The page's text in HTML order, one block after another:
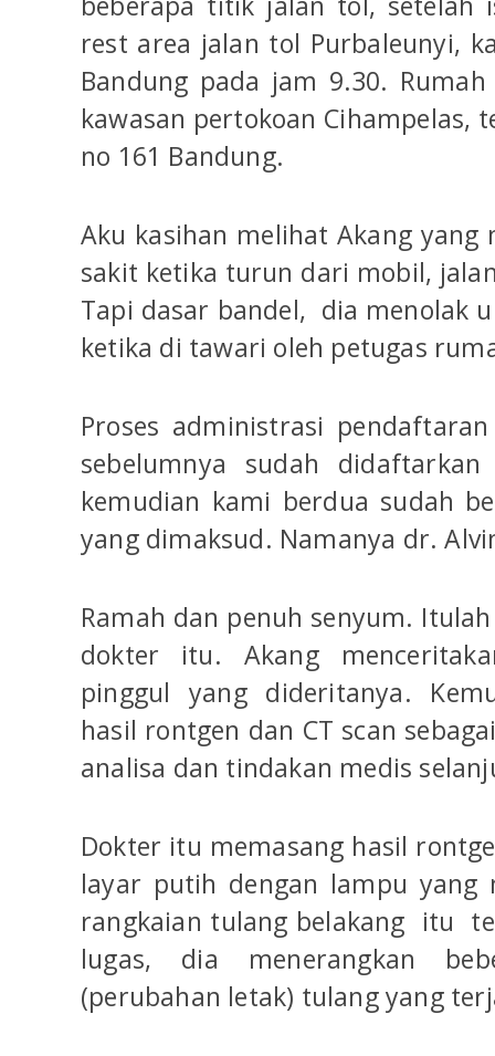
rest area jalan tol Purbaleunyi,
Bandung pada jam 9.30.
kawasan pertokoan Cihampelas,
no 161 Bandung.
Aku kasihan melihat Akang
sakit ketika turun dari mobil,
Tapi dasar bandel, dia menolak
ketika di tawari oleh petugas
Proses administrasi
sebelumnya sudah
kemudian kami berdua sudah
yang dimaksud. Namanya dr.
Ramah dan penuh senyum.
dokter itu. Akang
pinggul yang dideritanya.
hasil rontgen dan CT scan
analisa dan tindakan medis
Dokter itu memasang hasil
layar putih dengan lampu yang
rangkaian tulang belakang itu
lugas, dia menerangkan
(perubahan letak) tulang yang